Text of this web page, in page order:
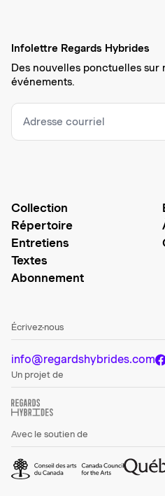
Infolettre Regards Hybrides
Des nouvelles ponctuelles sur
événements.
Collection
Répertoire
Entretiens
Textes
Abonnement
Écrivez-nous
info@regardshybrides.com
Un projet de
Avec le soutien de